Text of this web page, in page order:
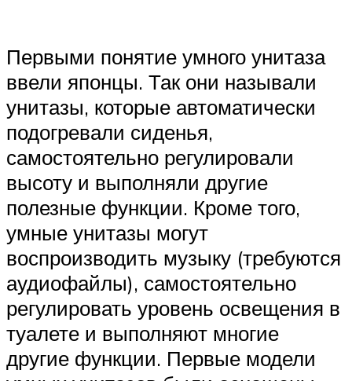
Первыми понятие умного унитаза
ввели японцы. Так они называли
унитазы, которые автоматически
подогревали сиденья,
самостоятельно регулировали
высоту и выполняли другие
полезные функции. Кроме того,
умные унитазы могут
воспроизводить музыку (требуются
аудиофайлы), самостоятельно
регулировать уровень освещения в
туалете и выполняют многие
другие функции. Первые модели